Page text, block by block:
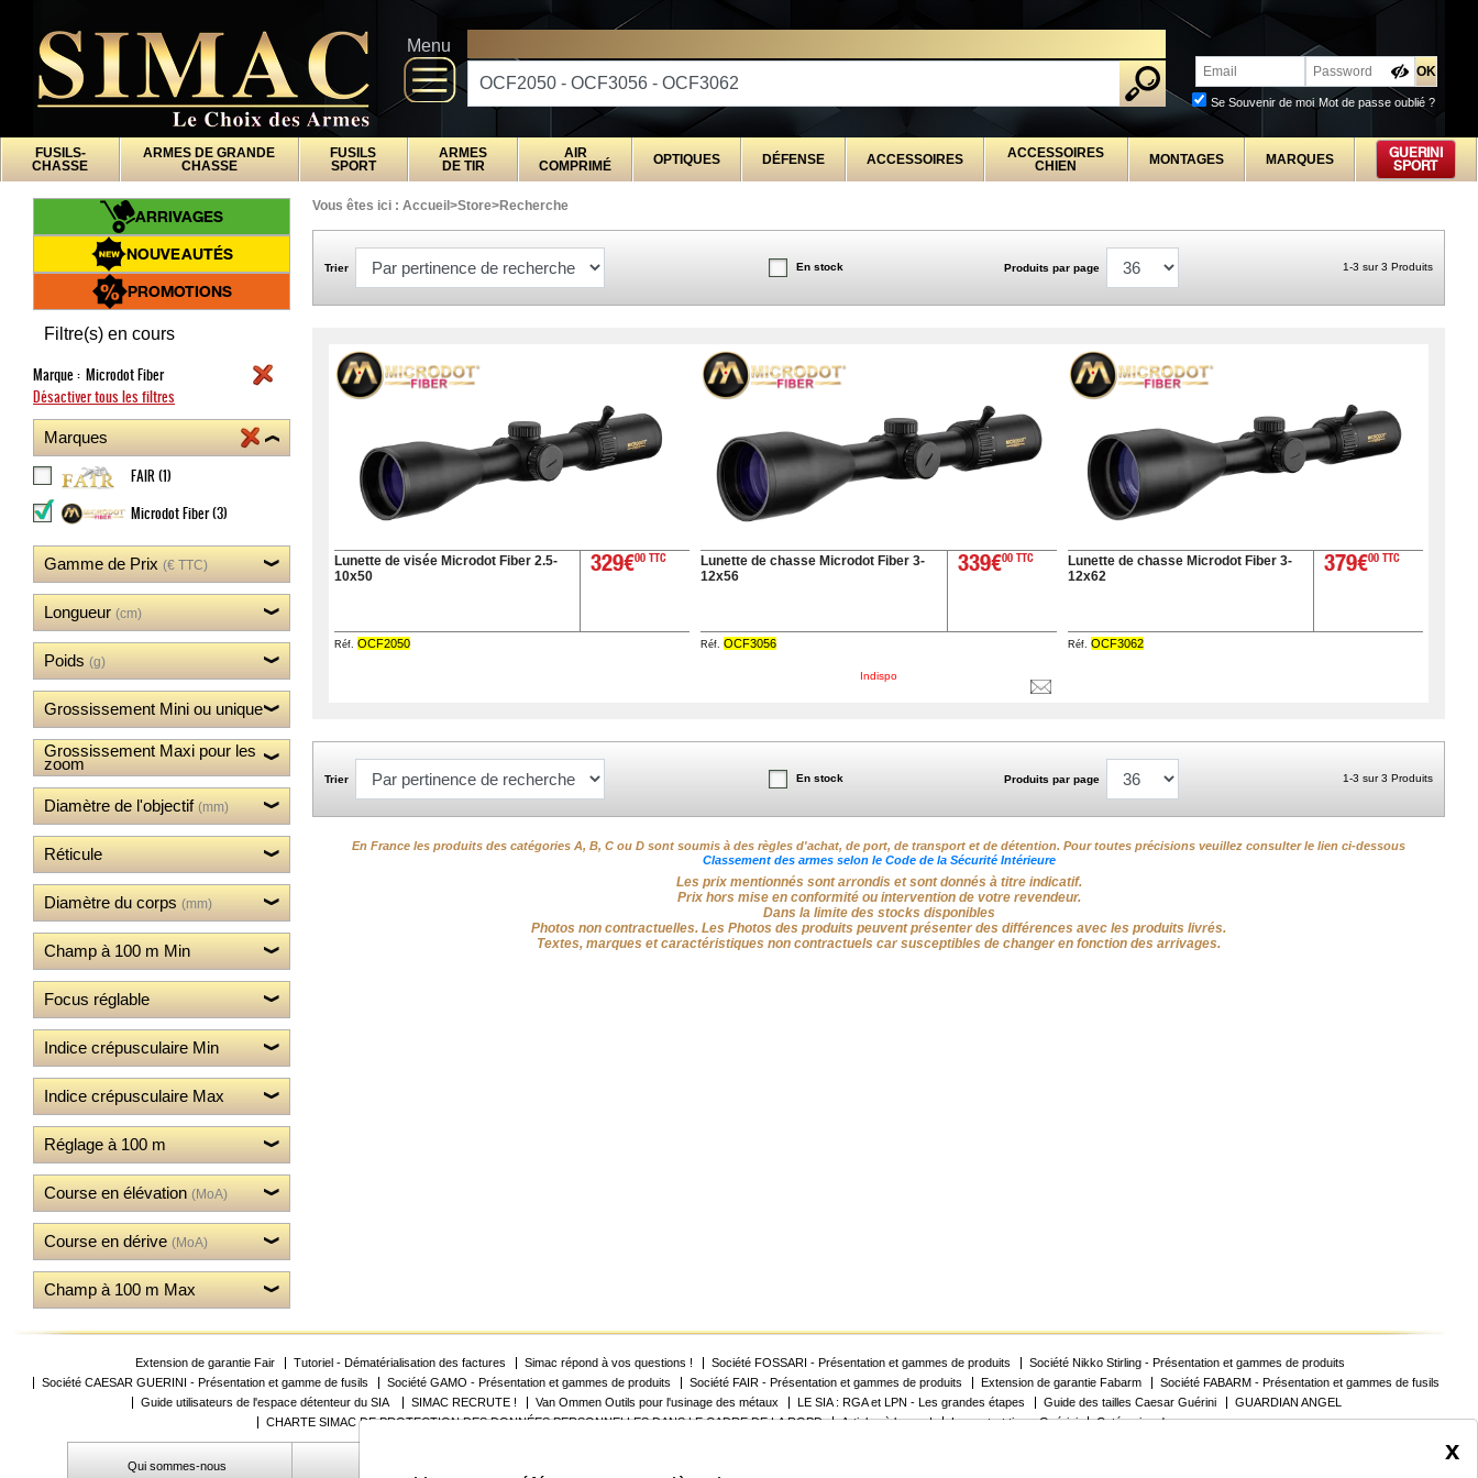
Menu
Arrivages
Nouveautés
Promotions
Packs
Top
ventes
Fusils-
chasse
‣
Armes
De
Grande
‣
Fusils
Sport‣
Armes
De Tir‣
Air
Comprimé
‣
Optiques
‣
Accessoires
‣
Accessoires
Chien‣
Montages
‣
Guerini
Sport‣
Accueil
Marques
Points
de
vente
Téléchargement
Extension
de
Garantie
Fair
Contacts
Mon
compte
accueil
Consulter
mes
listes de
favoris
Consulter
mon
panier
Acheter
à
nouveau
Modifiez
vos
paramètres
de compte
Commandes
Mes
documents
Fermer
Se Souvenir de moi Mot de passe oublié ?
FUSILS-
CHASSE
ARMES DE GRANDE
CHASSE
FUSILS
SPORT
ARMES
DE TIR
AIR
COMPRIMÉ
OPTIQUES DÉFENSE ACCESSOIRES
ACCESSOIRES
CHIEN
MONTAGES MARQUES
GUERINI
SPORT
ARRIVAGES
NOUVEAUTÉS
PROMOTIONS
Filtre(s) en cours
Marque : Microdot Fiber
Désactiver tous les filtres
Marques
FAIR (1)
Microdot Fiber(3)
Gamme de Prix (€ TTC)
Longueur (cm)
Poids (g)
Grossissement Mini ou unique
Grossissement Maxi pour les
zoom
Diamètre de l'objectif (mm)
Réticule
Diamètre du corps (mm)
Champ à 100 m Min
Focus réglable
Indice crépusculaire Min
Indice crépusculaire Max
Réglage à 100 m
Course en élévation (MoA)
Course en dérive (MoA)
Champ à 100 m Max
Vous êtes ici : Accueil >Store>Recherche
Trier En stock Produits par page 1-3 sur 3 Produits
Lunette de visée Microdot Fiber 2.5-
10x50
329€00 TTC
Réf. OCF2050
Lunette de chasse Microdot Fiber 3-
12x56
Indispo
339€00 TTC
Réf.OCF3056
Lunette de chasse Microdot Fiber 3-
12x62
379€00 TTC
Réf. OCF3062
Trier En stock Produits par page 1-3 sur 3 Produits
En France les produits des catégories A, B, C ou D sont soumis à des règles d'achat, de port, de transport et de détention. Pour toutes précisions veuillez consulter le lien ci-dessous
Classement des armes selon le Code de la Sécurité Intérieure
Les prix mentionnés sont arrondis et sont donnés à titre indicatif.
Prix hors mise en conformité ou intervention de votre revendeur.
Dans la limite des stocks disponibles
Photos non contractuelles. Les Photos des produits peuvent présenter des différences avec les produits livrés.
Textes, marques et caractéristiques non contractuels car susceptibles de changer en fonction des arrivages.
Extension de garantie Fair Tutoriel - Dématérialisation des factures Simac répond à vos questions ! Société FOSSARI - Présentation et gammes de produits
Société Nikko Stirling - Présentation et gammes de produits
Société CAESAR GUERINI - Présentation et gamme de fusils
Société GAMO - Présentation et gammes de produits Société FAIR - Présentation et gammes de produits Extension de garantie Fabarm
Société FABARM - Présentation et gammes de fusils
Guide utilisateurs de l'espace détenteur du SIA
SIMAC RECRUTE ! Van Ommen Outils pour l'usinage des métaux LE SIA : RGA et LPN - Les grandes étapes Guide des tailles Caesar Guérini
GUARDIAN ANGEL
CHARTE SIMAC DE PROTECTION DES DONNÉES PERSONNELLES DANS LE CADRE DE LA RGPD
Articles à la une ! Le contrat tireur Guérini Catégories des armes
Qui sommes-nous
x